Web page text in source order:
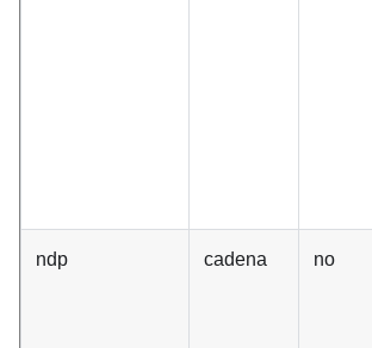
ndp cadena no